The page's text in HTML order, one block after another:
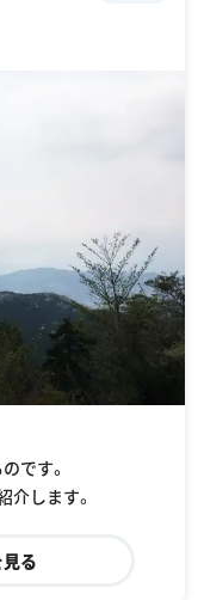
です。
介します。
る